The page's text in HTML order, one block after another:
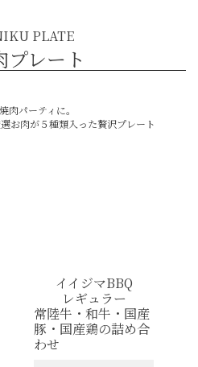
PLATE
プレート
肉パーティに。
お肉が５種類入った贅沢プレート
イイジマBBQ
レギュラー
常陸牛・和牛・国産
豚・国産鶏の詰め合
わせ